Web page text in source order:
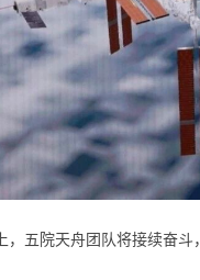
，五院天舟团队将接续奋